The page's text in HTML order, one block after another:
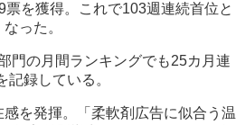
を獲得。これで103週連続首位と
なった。
門の月間ランキングでも25カ月連
記録している。
を発揮。「柔軟剤広告に似合う温